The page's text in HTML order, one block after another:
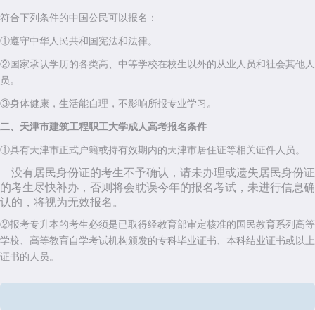
符合下列条件的中国公民可以报名：
①遵守中华人民共和国宪法和法律。
②国家承认学历的各类高、中等学校在校生以外的从业人员和社会其他人
员。
③身体健康，生活能自理，不影响所报专业学习。
二、天津市建筑工程职工大学成人高考报名条件
①具有天津市正式户籍或持有效期内的天津市居住证等相关证件人员。
没有居民身份证的考生不予确认，请未办理或遗失居民身份证
的考生尽快补办，否则将会耽误今年的报名考试，未进行信息确
认的，将视为无效报名。
②报考专升本的考生必须是已取得经教育部审定核准的国民教育系列高等
学校、高等教育自学考试机构颁发的专科毕业证书、本科结业证书或以上
证书的人员。
考生报考的专业原则上应与所从事的专业对口。